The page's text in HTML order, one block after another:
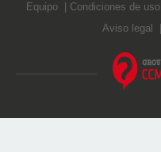
Equipo Condiciones de uso
Aviso legal